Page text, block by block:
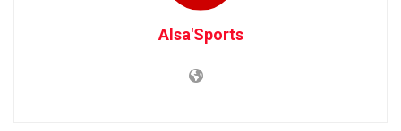
Alsa'Sports